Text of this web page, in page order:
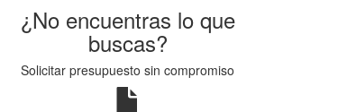
¿No encuentras lo que
buscas?
Solicitar presupuesto sin compromiso